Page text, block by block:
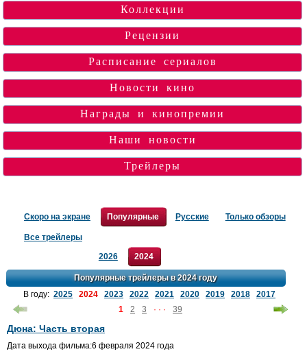
Коллекции
Рецензии
Расписание сериалов
Новости кино
Награды и кинопремии
Наши новости
Трейлеры
Скоро на экране Популярные Русские Только обзоры
Все трейлеры
2026
2024
Популярные трейлеры в 2024 году
В году:2025 2024 2023 2022 2021 2020 2019 2018
2017
1
2 3 · · · 39
Дюна: Часть вторая
Дата выхода фильма:6 февраля 2024 года